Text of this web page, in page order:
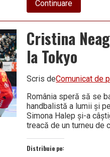
Continuareabout
Tricolorele
au
în
Portugalia
gândul
bilete
pentru
Olimpiadă
Cristina
la Tokyo
Scris deComunicat de
România speră să se
handbalistă a lumii și
Simona Halep și-a
treacă de un turneu de
Distribuie pe: